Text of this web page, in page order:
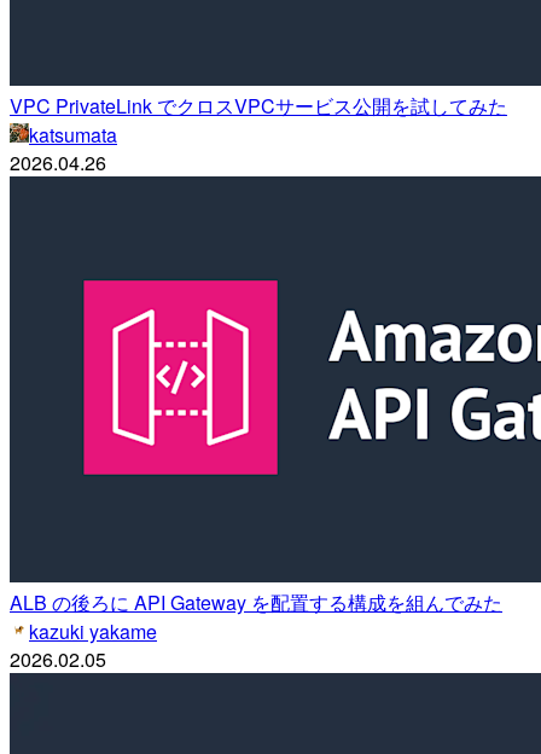
VPC PrivateLink でクロスVPCサービス公開を試してみた
katsumata
2026.04.26
ALB の後ろに API Gateway を配置する構成を組んでみた
kazuki yakame
2026.02.05